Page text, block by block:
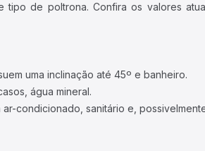
de poltrona. Confira os valores
uma inclinação até 45º e banheiro.
água mineral.
condicionado, sanitário e,